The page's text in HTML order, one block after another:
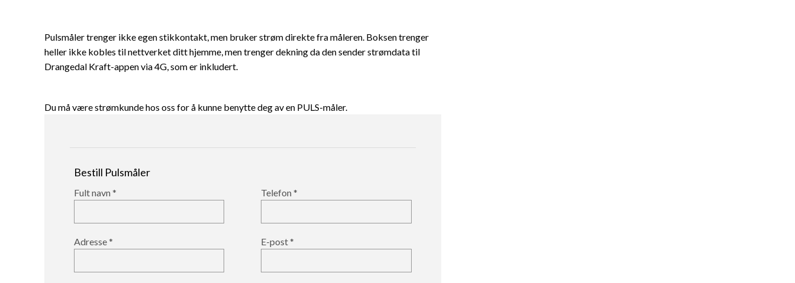
Pulsmåler trenger ikke egen stikkontakt, men bruker strøm direkte fra måleren. Boksen trenger
heller ikke kobles til nettverket ditt hjemme, men trenger dekning da den sender strømdata til
Drangedal Kraft-appen via 4G, som er inkludert.
Du må være strømkunde hos oss for å kunne benytte deg av en PULS-måler.
Bestill Pulsmåler
Fult navn Telefon
Adresse E-post